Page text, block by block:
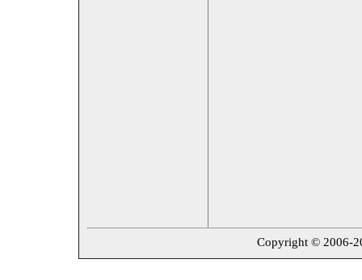
Copyright © 2006-